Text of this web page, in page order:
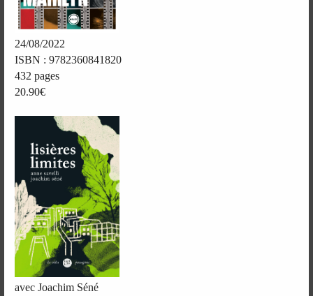
24/08/2022
ISBN : 9782360841820
432 pages
20.90€
avec Joachim Séné